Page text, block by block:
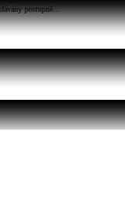
postupně...